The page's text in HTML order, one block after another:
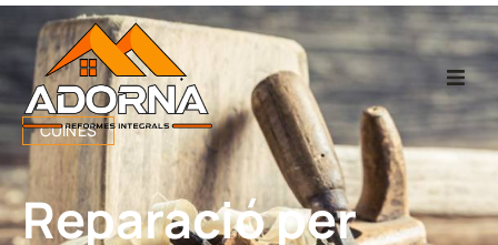
Home
Fusteria
CUINES
Reparació per